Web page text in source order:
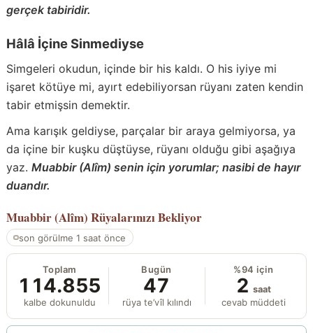
gerçek tabiridir.
Hâlâ İçine Sinmediyse
Simgeleri okudun, içinde bir his kaldı. O his iyiye mi
işaret kötüye mi, ayırt edebiliyorsan rüyanı zaten kendin
tabir etmişsin demektir.
Ama karışık geldiyse, parçalar bir araya gelmiyorsa, ya
da içine bir kuşku düştüyse, rüyanı olduğu gibi aşağıya
yaz. Muabbir (Alîm) senin için yorumlar; nasibi de hayır
duandır.
Muabbir (Alîm) Rüyalarınızı Bekliyor
son görülme 1 saat önce
Toplam
114.855
kalbe dokunuldu
Bugün
47
rüya te’vîl kılındı
%94 için
2 saat
cevab müddeti